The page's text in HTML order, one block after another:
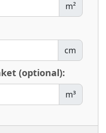
m²
cm
(optional):
m³